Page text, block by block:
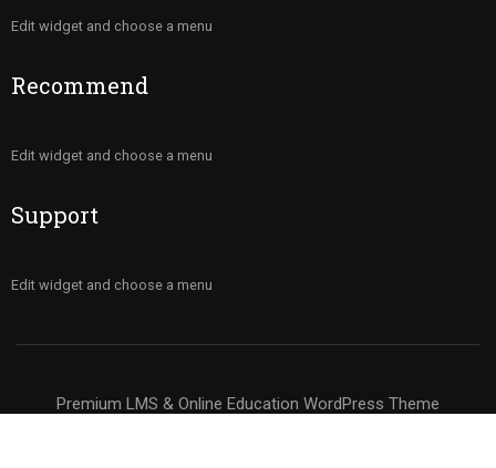
Edit widget and choose a menu
Recommend
Edit widget and choose a menu
Support
Edit widget and choose a menu
Premium LMS & Online Education WordPress Theme